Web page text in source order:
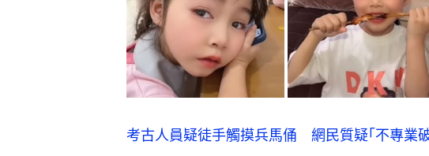
考古人員疑徒手觸摸兵馬俑 網民質疑｢不專業